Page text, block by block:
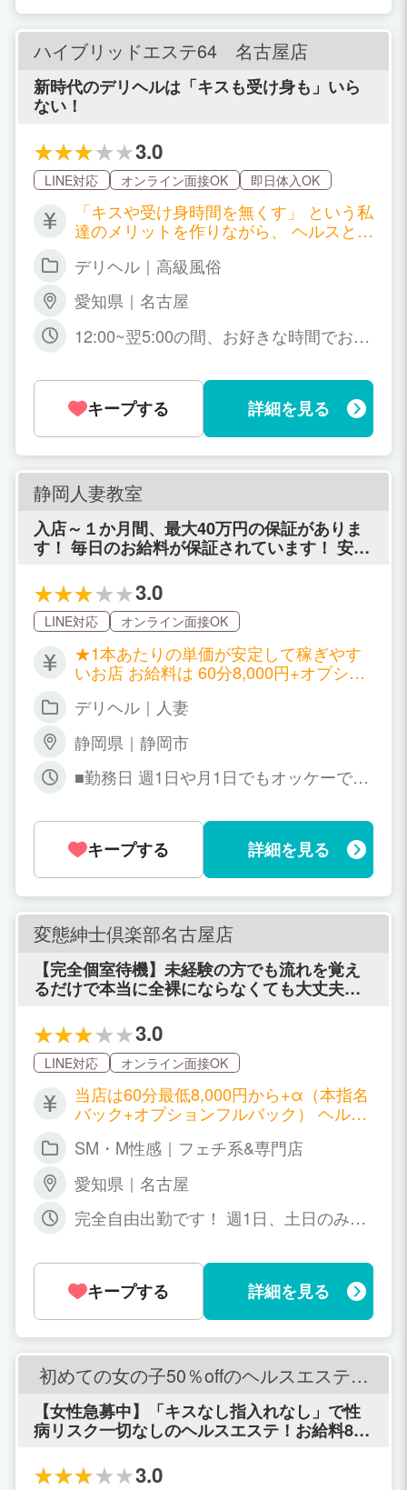
ハイブリッドエステ64 名古屋店
新時代のデリヘルは「キスも受け身も」いら
ない！
3.0
LINE対応 オンライン面接OK 即日体入OK
「キスや受け身時間を無くす」 という私
達のメリットを作りながら、 ヘルスとエ
給与バックを実現しました！ 60分 13,00
120分 22,000円～ 本指名料 ＋ 2,000円 S
NS指名料 ＋ 2,000円 特別指名料 ＋ 最大
7,000円 OP別途バック（自由選択）
デリヘル｜高級風俗
愛知県｜名古屋
12:00~翌5:00の間、お好きな時間でお仕
キープする 詳細を見る
静岡人妻教室
入店～１か月間、最大40万円の保証がありま
す！ 毎日のお給料が保証されています！ 安心
す！ お気軽に、お問い合わせください♪
3.0
LINE対応 オンライン面接OK
★1本あたりの単価が安定して稼ぎやす
いお店 お給料は 60分8,000円+オプショ
ション代（指名料込み） 90分11,000円
かシフトを組めない女性でも、充分に稼
げるようお客様単価が安定しております
◎
デリヘル｜人妻
静岡県｜静岡市
■勤務日 週1日や月1日でもオッケーで
るのが、このお仕事の良いところです♪
体系や年齢等気にしている方も安心して
お問合せ下さい！ また、体験入店制度が
ありますので未経験者の方も安心して働
ける様に当店は全力でバックアップしま
すので、ご相談だけでも可能ですのでお
気軽に連絡して下さい♪ ■勤務時間 10時
から22時が営業時間なので、その間でし
たらいつでも可能です。
キープする 詳細を見る
変態紳士倶楽部名古屋店
【完全個室待機】未経験の方でも流れを覚え
るだけで本当に全裸にならなくても大丈夫！
い内容！
3.0
LINE対応 オンライン面接OK
当店は60分最低8,000円から+α（本指名
バック+オプションフルバック） ヘルス
く高収入！ 【給与例】 （アルバイト勤
（レギュラー勤務）→日給70,000円以
上、月100万以上 メインコース90分最低
12,000円+本指名バック+α（オプション
0分最低15,000円+本指名バック+α（オ
プションバック）＝15,000円+α ※完全
全額日払い ※本指名バック+オプション
フルバック ※取材協力費あり 最低バック
一覧 60分8,000円+（本指名バック+オプ
ションバック） 75分10,000円+（本指名
バック+オプションバック） 90分12,000
円+（本指名バック+オプションバック）
120分15,000円+（本指名バック+オプシ
ョンバック） 面接時に再度詳細にご説明
SM・M性感｜フェチ系&専門店
愛知県｜名古屋
完全自由出勤です！ 週1日、土日のみOK
キープする
詳細を見る
初めての女の子50％offのヘルスエステ名
【女性急募中】「キスなし指入れなし」で性
病リスク一切なしのヘルスエステ！お給料80
3.0